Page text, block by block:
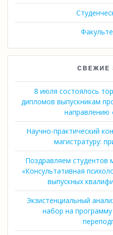
СВЕЖИЕ
8 июля состоялось
дипломов выпускникам
направлению
Научно-практический
магистратуру:
Поздравляем студентов
«Консультативная
выпускных
Экзистенциальный
набор на